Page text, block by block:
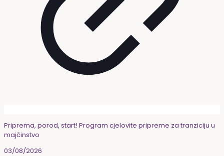
Priprema, porod, start! Program cjelovite pripreme za tranziciju u
majčinstvo
03/08/2026